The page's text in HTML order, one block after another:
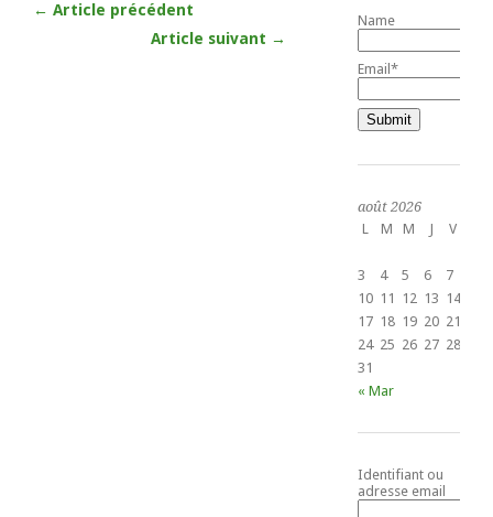
← Article précédent
Article suivant →
Name
Email*
août 2026
L
M M J V
3
4 5 6 7
10 11 12 13 14
17 18 19 20 21
24 25 26 27 28
31
« Mar
Identifiant ou
adresse email